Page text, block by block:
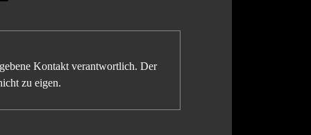
Kontakt verantwortlich. Der
zu eigen.